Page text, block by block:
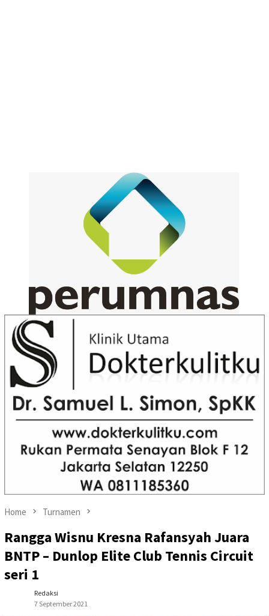
Home Turnamen
Rangga Wisnu Kresna Rafansyah Juara
BNTP – Dunlop Elite Club Tennis Circuit
seri 1
Redaksi
7 September 2021